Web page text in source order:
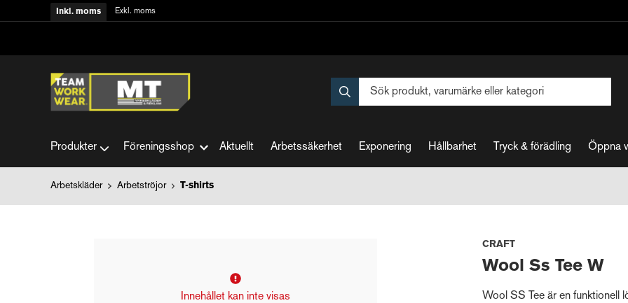
Inkl. moms Exkl. moms
Produkter Föreningsshop Aktuellt Arbetssäkerhet Exponering Hållbarhet Tryck & förädling Öppna
Arbetskläder Arbetströjor T-shirts
Innehållet kan inte visas
CRAFT
Wool Ss Tee W
Wool SS Tee är en funktionell